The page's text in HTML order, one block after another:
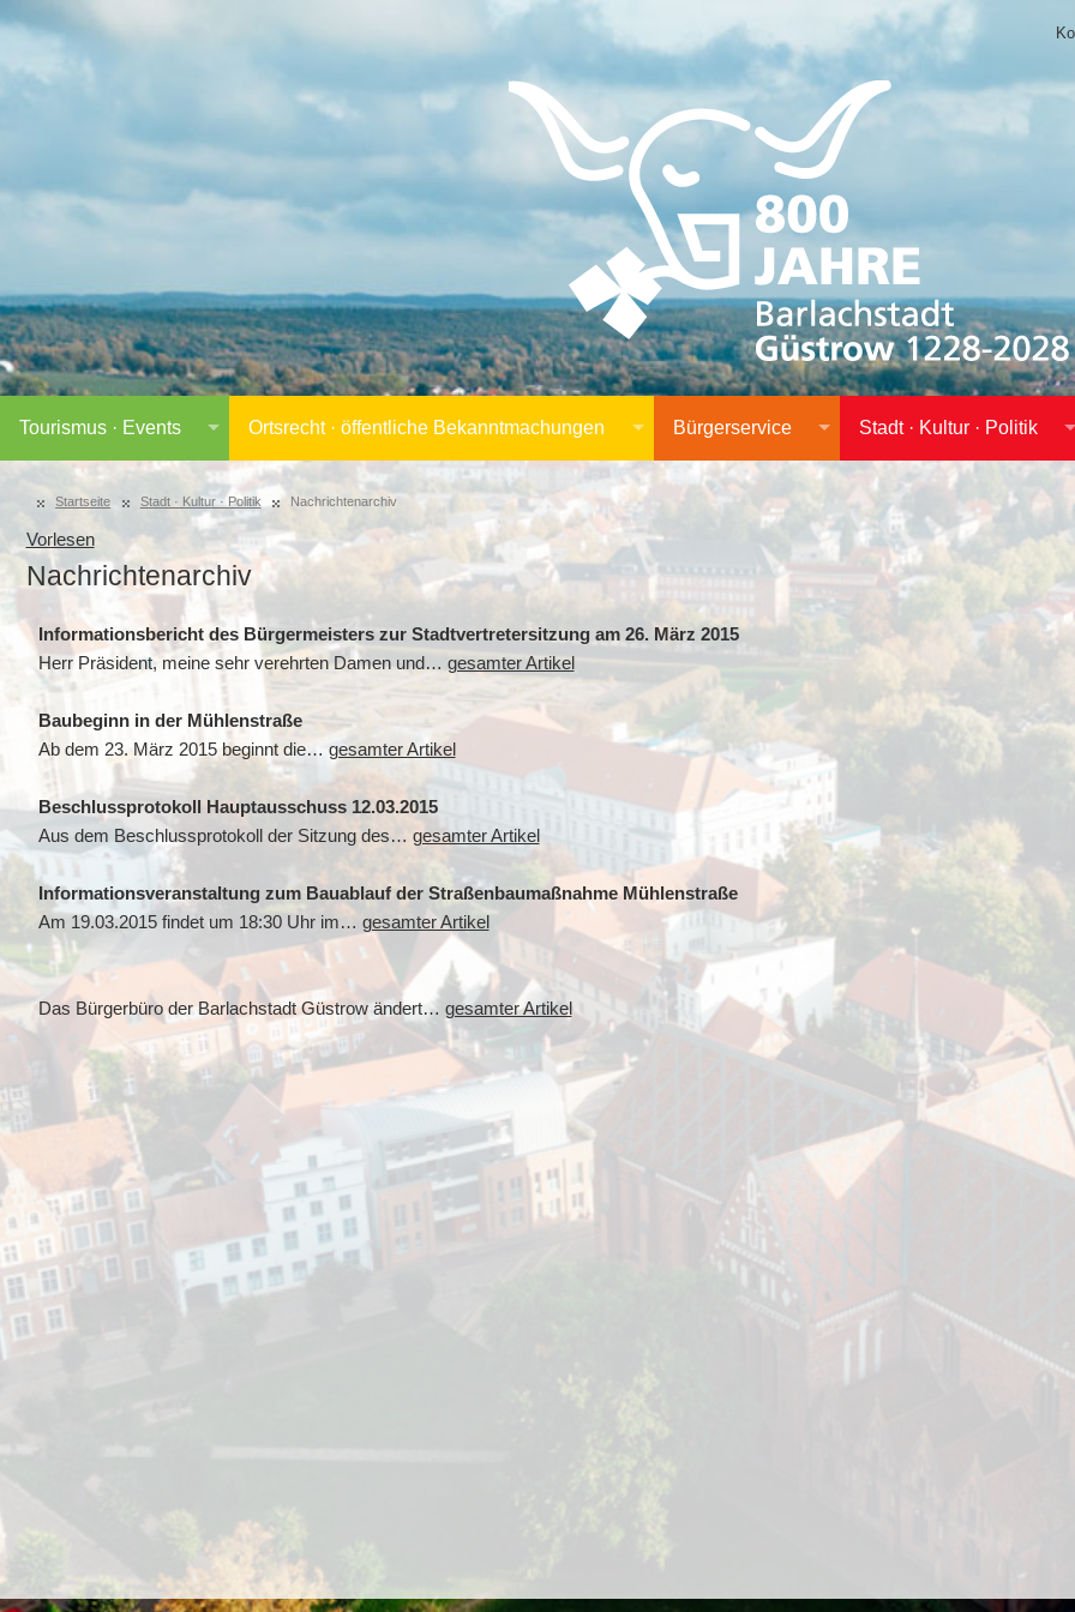
Tourismus · Events Ortsrecht · öffentliche Bekanntmachungen Bürgerservice Stadt · Kultur · Politik
Startseite Stadt · Kultur · Politik Nachrichtenarchiv
Vorlesen
Nachrichtenarchiv
Informationsbericht des Bürgermeisters zur Stadtvertretersitzung am 26. März 2015
Herr Präsident, meine sehr verehrten Damen und… gesamter Artikel
Baubeginn in der Mühlenstraße
Ab dem 23. März 2015 beginnt die… gesamter Artikel
Beschlussprotokoll Hauptausschuss 12.03.2015
Aus dem Beschlussprotokoll der Sitzung des… gesamter Artikel
Informationsveranstaltung zum Bauablauf der Straßenbaumaßnahme Mühlenstraße
Am 19.03.2015 findet um 18:30 Uhr im… gesamter Artikel
Das Bürgerbüro der Barlachstadt Güstrow ändert… gesamter Artikel